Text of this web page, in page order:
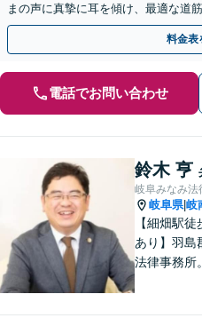
まの声に真摯に耳を傾け、最適な道
／寄与分／成年後見／遺留分／相続
料金表
電話でお問い合わせ
鈴木 亨
岐阜みなみ法
岐阜県|岐
【細畑駅
あり】羽島
法律事務所
弁護をいた